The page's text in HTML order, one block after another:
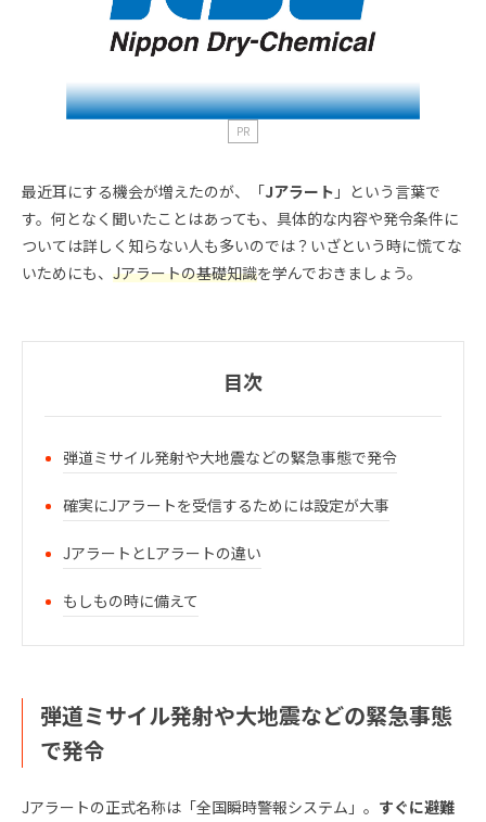
PR
最近耳にする機会が増えたのが、「Jアラート 」という言葉で
す。何となく聞いたことはあっても、具体的な内容や発令条件に
ついては詳しく知らない人も多いのでは？いざという時に慌てな
いためにも、 Jアラートの基礎知識を学んでおきましょう。
目次
弾道ミサイル発射や大地震などの緊急事態で発令
確実にJアラートを受信するためには設定が大事
JアラートとLアラートの違い
もしもの時に備えて
弾道ミサイル発射や大地震などの緊急事態
で発令
Jアラートの正式名称は「全国瞬時警報システム」。 すぐに避難